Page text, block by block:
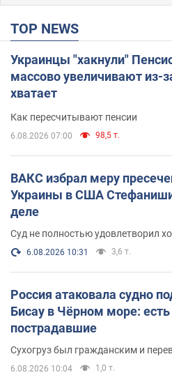
TOP NEWS
Украинцы "хакнули"
массово увеличивают из-
хватает
Как пересчитывают пенсии
6.08.2026 07:00 98,5 т.
ВАКС избрал меру
Украины в США
деле
Суд не полностью удовлетворил
6.08.2026 10:31 3,6 т.
Россия атаковала судно
Бисау в Чёрном море:
пострадавшие
Сухогруз был гражданским и
6.08.2026 10:04 1,0 т.